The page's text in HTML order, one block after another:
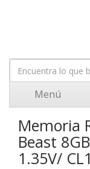
Menú
Memoria
Beast
1.35V/